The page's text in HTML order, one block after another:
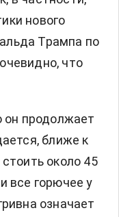
нового
Трампа по
что
он продолжает
ближе к
около 45
все горючее у
означает